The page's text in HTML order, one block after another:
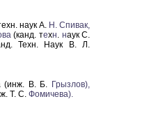
наук А. Н. Спивак,
(канд. техн. наук С.
Техн. Наук В. Л.
(инж. В. Б. Грызлов),
Т. С. Фомичева).